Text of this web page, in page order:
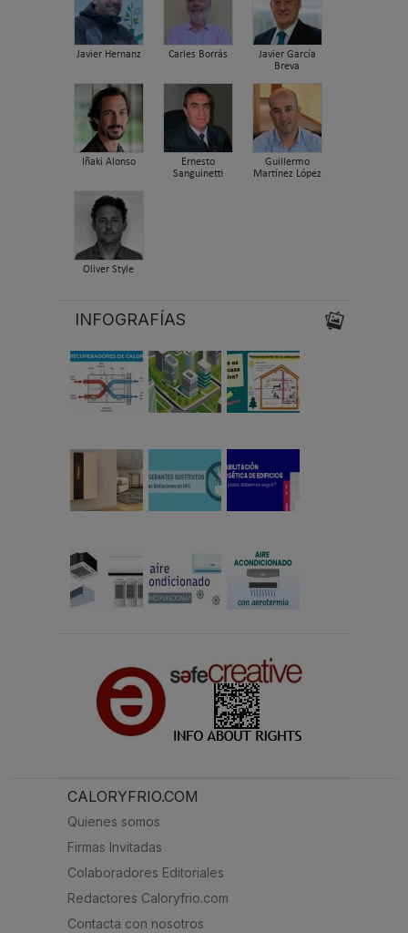
Javier Hernanz Carles Borrás
Javier García
Breva
Iñaki Alonso
Ernesto
Sanguinetti
Guillermo
Martínez López
Oliver Style
INFOGRAFÍAS
CALORYFRIO.COM
Quienes somos
Firmas Invitadas
Colaboradores Editoriales
Redactores Caloryfrio.com
Contacta con nosotros